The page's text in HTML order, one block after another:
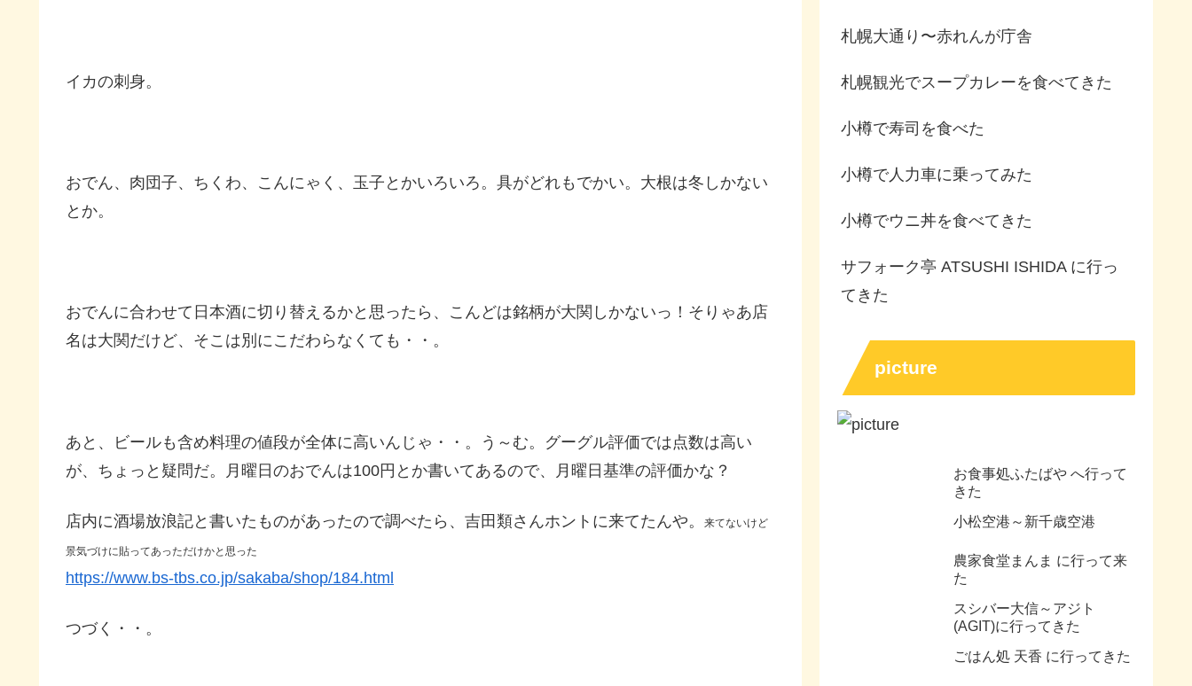
イカの刺身。
おでん、肉団子、ちくわ、こんにゃく、玉子とかいろいろ。具がどれもでかい。大根は冬しかない
とか。
おでんに合わせて日本酒に切り替えるかと思ったら、こんどは銘柄が大関しかないっ！そりゃあ店
名は大関だけど、そこは別にこだわらなくても・・。
あと、ビールも含め料理の値段が全体に高いんじゃ・・。う～む。グーグル評価では点数は高い
が、ちょっと疑問だ。月曜日のおでんは100円とか書いてあるので、月曜日基準の評価かな？
店内に酒場放浪記と書いたものがあったので調べたら、吉田類さんホントに来てたんや。 来てないけど
景気づけに貼ってあっただけかと思った
https://www.bs-tbs.co.jp/sakaba/shop/184.html
つづく・・。
札幌大通り〜赤れんが庁舎
札幌観光でスープカレーを食べてきた
小樽で寿司を食べた
小樽で人力車に乗ってみた
小樽でウニ丼を食べてきた
サフォーク亭 ATSUSHI ISHIDA に行っ
てきた
picture
お食事処ふたばや へ行って
きた
小松空港～新千歳空港
農家食堂まんま に行って来
た
スシバー大信～アジト
(AGIT)に行ってきた
ごはん処 天香 に行ってきた